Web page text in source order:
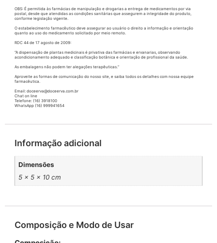
OBS: É permitida às farmácias de manipulação e drogarias a entrega de medicamentos por via
postal, desde que atendidas as condições sanitárias que assegurem a integridade do produto,
conforme legislação vigente.
O estabelecimento farmacêutico deve assegurar ao usuário o direito a informação e orientação
quanto ao uso do medicamento solicitado por meio remoto.
RDC 44 de 17 agosto de 2009:
“A dispensação de plantas medicinais é privativa das farmácias e ervanarias, observando
acondicionamento adequado e classificação botânica e orientação de profissional da saúde.
As embalagens não podem ter alegações terapêuticas.”
Aproveite as formas de comunicação do nosso site, e saiba todos os detalhes com nossa equipe
farmacêutica.
Email: doceerva@doceerva.com.br
Chat on line
Telefone: (16) 3918100
WhatsApp (16) 999941654
Informação adicional
Dimensões
5 × 5 × 10 cm
Composição e Modo de Usar